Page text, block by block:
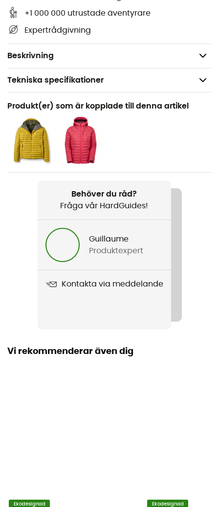
+1 000 000 utrustade äventyrare
Expertrådgivning
Beskrivning
syntetiske isolerende tøj i opbevaringsposer i længere
Bemærk: Farven på poserne er tilfældig, valgt blandt
et udvalg af matchende nuancer.
Tekniska specifikationer
Rekommenderad för
Vandring / Vandring / Resa / Bivack
Kön
Herr / Dam
Produktnamn
Produkt(er) som är kopplade till denna artikel
Behöver du råd?
Fråga vår HardGuides!
Guillaume
Produktexpert
Kontakta via meddelande
Vi rekommenderar även dig
Ekodesignad Ekodesignad